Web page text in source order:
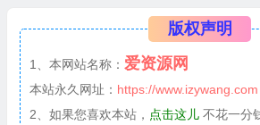
版权声明
1、本网站名称： 爱资源网
本站永久网址： https://www.izywang.com
2、如果您喜欢本站， 点击这儿不花一分